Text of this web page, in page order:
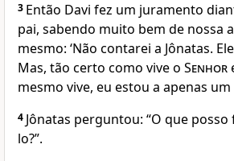
3 Então Davi fez um juramento
pai, sabendo muito bem de nossa
mesmo: ‘Não contarei a Jônatas.
Mas, tão certo como vive o Senhor
mesmo vive, eu estou a apenas
4 Jônatas perguntou: “O que
lo?”.